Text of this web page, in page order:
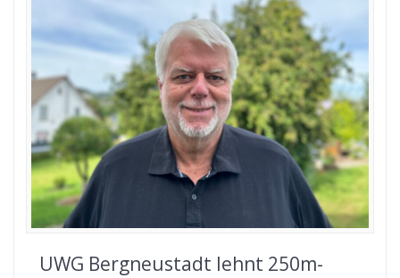
UWG Bergneustadt lehnt 250m-